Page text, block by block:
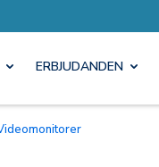
ERBJUDANDEN
Videomonitorer